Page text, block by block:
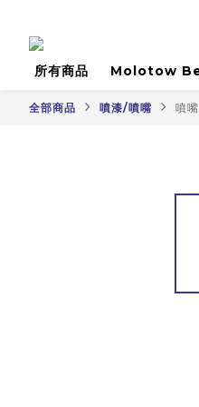
所有商品 Molotow
全部商品 噴漆/噴嘴 噴嘴